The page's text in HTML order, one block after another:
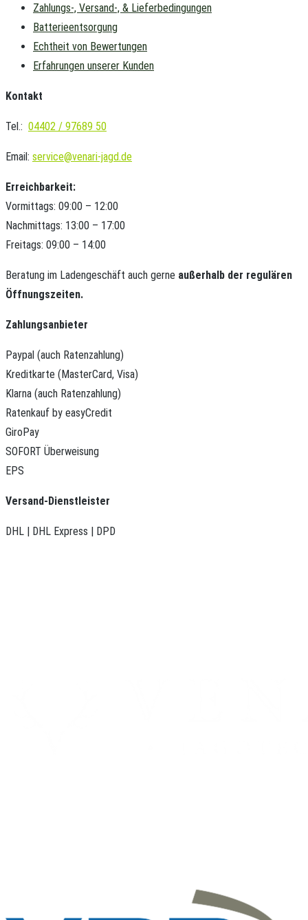
Zahlungs-, Versand-, & Lieferbedingungen
Batterieentsorgung
Echtheit von Bewertungen
Erfahrungen unserer Kunden
Kontakt
Tel.: 04402 / 97689 50
Email: service@venari-jagd.de
Erreichbarkeit:
Vormittags: 09:00 – 12:00
Nachmittags: 13:00 – 17:00
Freitags: 09:00 – 14:00
Beratung im Ladengeschäft auch gerne außerhalb der regulären
Öffnungszeiten.
Zahlungsanbieter
Paypal (auch Ratenzahlung)
Kreditkarte (MasterCard, Visa)
Klarna (auch Ratenzahlung)
Ratenkauf by easyCredit
GiroPay
SOFORT Überweisung
EPS
Versand-Dienstleister
DHL | DHL Express | DPD